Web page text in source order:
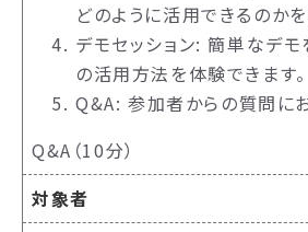
どのように活用できるのか
デモセッション: 簡単なデモ
の活用方法を体験できます。
Q&A: 参加者からの質問にお
Q&A（10分）
対象者